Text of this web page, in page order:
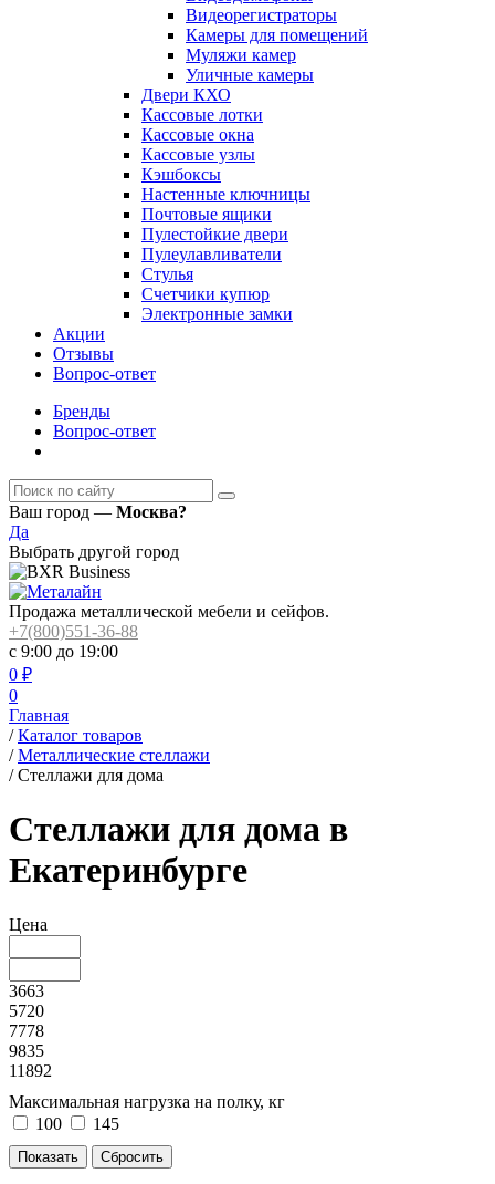
Видеорегистраторы
Камеры для помещений
Муляжи камер
Уличные камеры
Двери КХО
Кассовые лотки
Кассовые окна
Кассовые узлы
Кэшбоксы
Настенные ключницы
Почтовые ящики
Пулестойкие двери
Пулеулавливатели
Стулья
Счетчики купюр
Электронные замки
Акции
Отзывы
Вопрос-ответ
Бренды
Вопрос-ответ
Ваш город — Москва?
Да
Выбрать другой город
Продажа металлической мебели и сейфов.
+7(800)551-36-88
с 9:00 до 19:00
0 ₽
0
Главная
/ Каталог товаров
/ Металлические стеллажи
/ Стеллажи для дома
Стеллажи для дома в
Екатеринбурге
Цена
3663
5720
7778
9835
11892
Максимальная нагрузка на полку, кг
100
145